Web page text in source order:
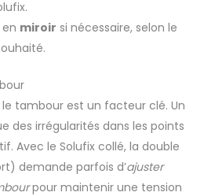
miroir si nécessaire, selon le
tambour est un facteur clé. Un
des irrégularités dans les points
Avec le Solufix collé, la double
demande parfois d’ajuster
pour maintenir une tension